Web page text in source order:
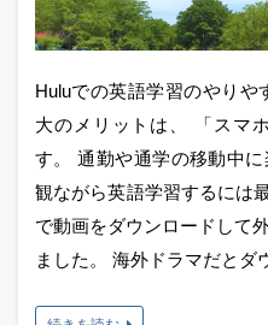
Huluでの英語学習のやりや
大のメリットは、 「スマ
す。 通勤や通学の移動中
観ながら英語学習するには
で動画をダウンロードして
ました。 海外ドラマだとダ